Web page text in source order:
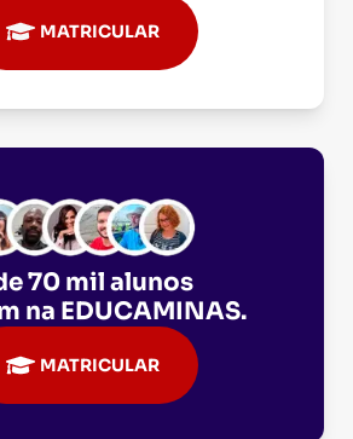
MATRICULAR
70 mil alunos
na EDUCAMINAS.
MATRICULAR